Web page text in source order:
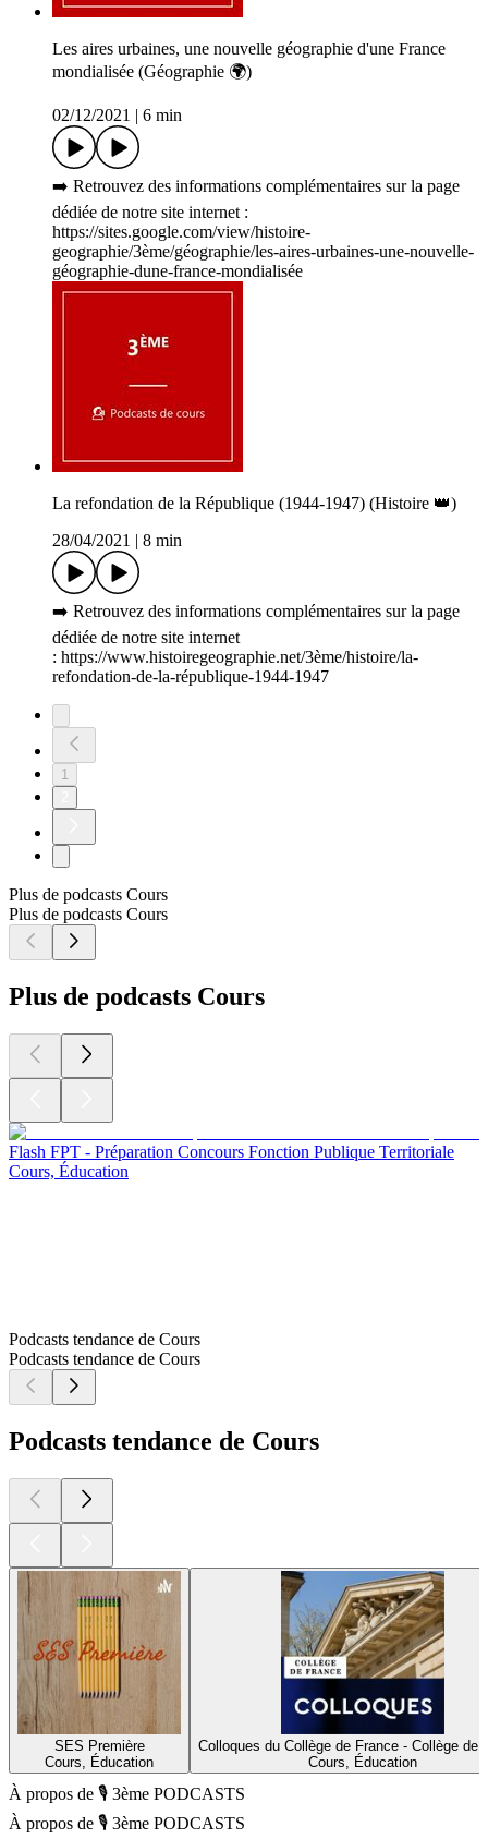
Les aires urbaines, une nouvelle géographie d'une France
mondialisée (Géographie 🌍)
02/12/2021 6 min
➡️ Retrouvez des informations complémentaires sur la page
dédiée de notre site internet :
https://sites.google.com/view/histoire-
geographie/3ème/géographie/les-aires-urbaines-une-nouvelle-
géographie-dune-france-mondialisée
La refondation de la République (1944-1947) (Histoire 👑)
28/04/2021
8 min
➡️ Retrouvez des informations complémentaires sur la page
dédiée de notre site internet
: https://www.histoiregeographie.net/3ème/histoire/la-
refondation-de-la-république-1944-1947
1
Plus de podcasts Cours
Plus de podcasts Cours
Plus de podcasts Cours
Flash FPT - Préparation Concours Fonction Publique Territoriale
Cours, Éducation
Podcasts tendance de Cours
Podcasts tendance de Cours
Podcasts tendance de Cours
SES Première
Cours, Éducation
Colloques du Collège de France - Collège de
Cours, Éducation
À propos de 🎙️ 3ème PODCASTS
À propos de 🎙️ 3ème PODCASTS